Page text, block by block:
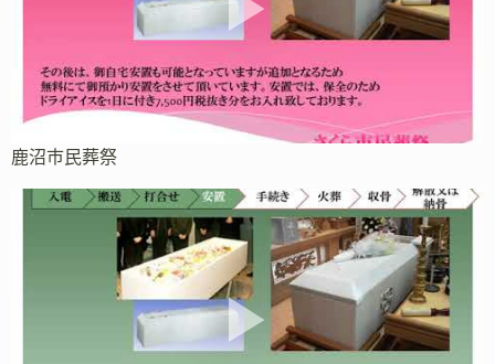
鹿沼市民葬祭